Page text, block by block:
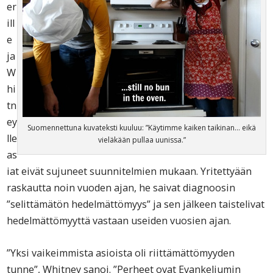
Suomennettuna kuvateksti kuuluu: ”Käytimme kaiken taikinan… eikä
vieläkään pullaa uunissa.”
er
ill
e
ja
W
hi
tn
ey
lle
as
iat eivät sujuneet suunnitelmien mukaan. Yritettyään
raskautta noin vuoden ajan, he saivat diagnoosin
”selittämätön hedelmättömyys” ja sen jälkeen taistelivat
hedelmättömyyttä vastaan useiden vuosien ajan.
”Yksi vaikeimmista asioista oli riittämättömyyden
tunne”, Whitney sanoi. ”Perheet ovat Evankeliumin